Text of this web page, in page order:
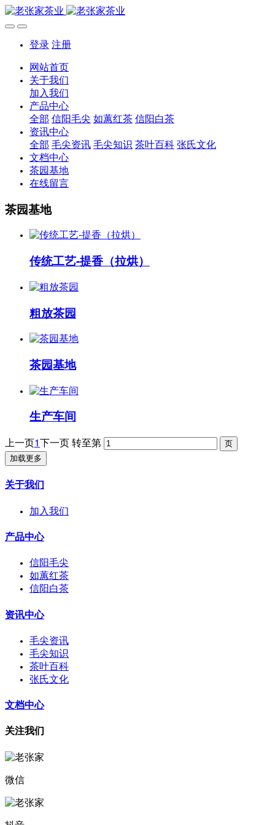
登录 注册
网站首页
关于我们
加入我们
产品中心
全部 信阳毛尖 如蕙红茶 信阳白茶
资讯中心
全部 毛尖资讯 毛尖知识 茶叶百科 张氏文化
文档中心
茶园基地
在线留言
茶园基地
传统工艺-提香（拉烘）
粗放茶园
茶园基地
生产车间
上一页 1 下一页 转至第
加载更多
关于我们
加入我们
产品中心
信阳毛尖
如蕙红茶
信阳白茶
资讯中心
毛尖资讯
毛尖知识
茶叶百科
张氏文化
文档中心
关注我们
微信